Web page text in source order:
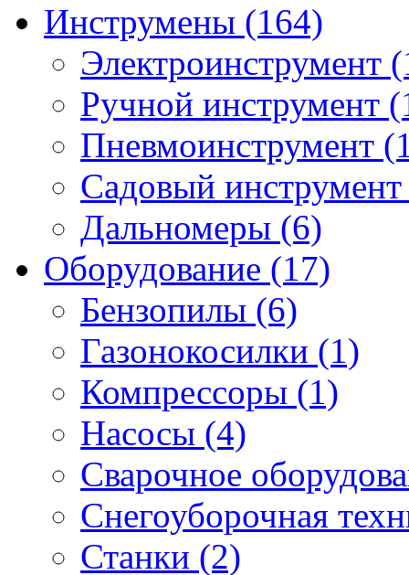
Инструмены (164)
Электроинструмент
Ручной инструмент
Пневмоинструмент
Садовый
Дальномеры (6)
Оборудование (17)
Бензопилы (6)
Газонокосилки (1)
Компрессоры (1)
Насосы (4)
Сварочное
Снегоуборочная
Станки (2)